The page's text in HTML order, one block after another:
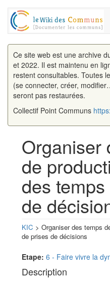
Ce site web est une archive
et 2022. Il est maintenu en
restent consultables. Toutes
(se connecter, créer,
seront pas restaurées.
Collectif Point Communs
Organiser
de
des
de
KIC > Organiser des temps
de prises de décisions
Etape: 6 - Faire vivre la
Description